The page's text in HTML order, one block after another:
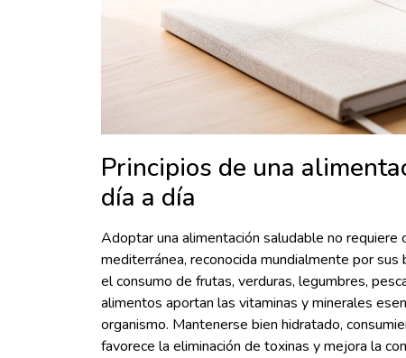
Principios de una
día a día
Adoptar una alimentación saludable no requiere
mediterránea, reconocida mundialmente por
el consumo de frutas, verduras, legumbres,
alimentos aportan las vitaminas y minerales
organismo. Mantenerse bien hidratado,
favorece la eliminación de toxinas y mejora la